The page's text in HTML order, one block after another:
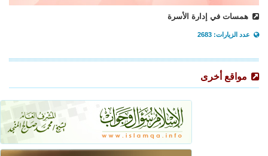
همسات في إدارة الأسرة
عدد الزيارات: 2683
مواقع أخرى